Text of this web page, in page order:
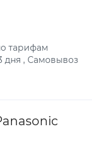
тарифам
дня , Самовывоз